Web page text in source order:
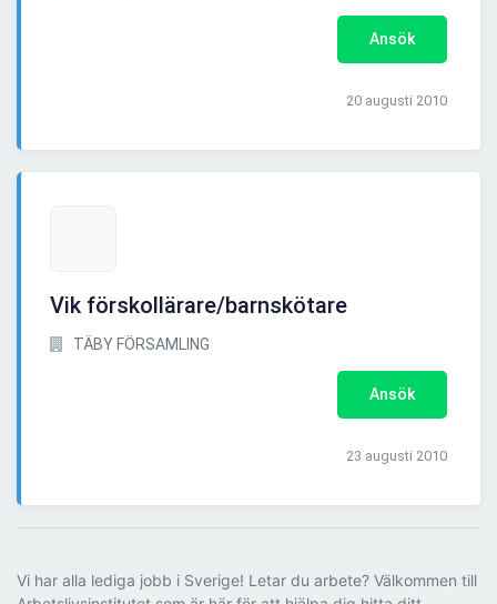
Ansök
20 augusti 2010
Vik förskollärare/barnskötare
TÄBY FÖRSAMLING
Ansök
23 augusti 2010
Vi har alla lediga jobb i Sverige! Letar du arbete? Välkommen till